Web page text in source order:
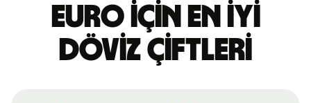
Euro için en iyi
döviz çiftleri